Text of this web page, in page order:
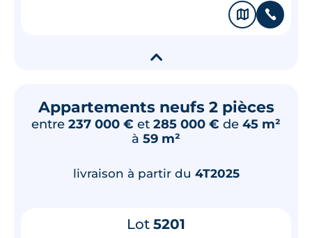
🗞 📞
▾
Appartements neufs 2 pièces
entre 237 000 € et 285 000 € de 45 m²
à 59 m²
livraison à partir du 4T2025
Lot 5201